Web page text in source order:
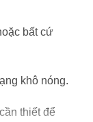
bất cứ
khô nóng.
thiết để